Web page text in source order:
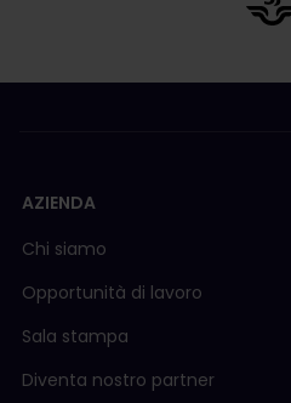
AZIENDA
Chi siamo
Opportunità di lavoro
Sala stampa
Diventa nostro partner